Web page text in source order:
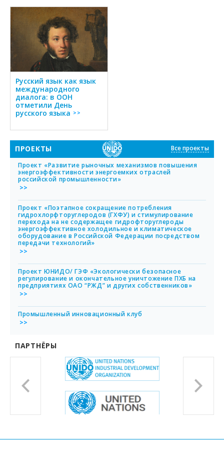
Русский язык как язык
международного
диалога: в ООН
отметили День
русского языка
Читать далее
ПРОЕКТЫ
Все проекты
Проект «Развитие рыночных механизмов повышения
энергоэффективности энергоемких отраслей
российской промышленности»
Проект «Поэтапное сокращение потребления
гидрохлорфторуглеродов (ГХФУ) и стимулирование
перехода на не содержащее гидрофторуглероды
энергоэффективное холодильное и климатическое
оборудование в Российской Федерации посредством
передачи технологий»
Проект ЮНИДО/ ГЭФ «Экологически безопасное
регулирование и окончательное уничтожение ПХБ на
предприятиях ОАО “РЖД” и других собственников»
Промышленный инновационный клуб
ПАРТНЁРЫ